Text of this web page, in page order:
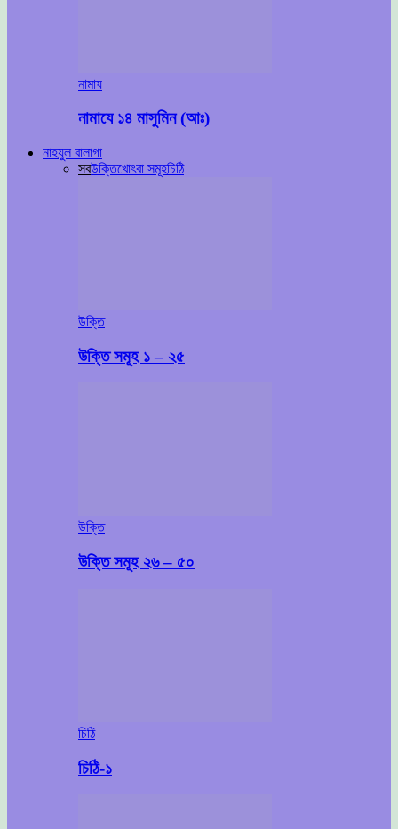
নামায
নামাযে ১৪ মাসুমিন (আঃ)
নাহযুল বালাগা
সবউক্তিখোৎবা সমূহচিঠি
উক্তি
উক্তি সমূহ ১ – ২৫
উক্তি
উক্তি সমূহ ২৬ – ৫০
চিঠি
চিঠি-১